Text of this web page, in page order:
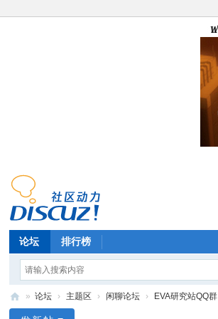
论坛 排行榜
» 论坛 › 主题区 › 闲聊论坛 › EVA研究站QQ群